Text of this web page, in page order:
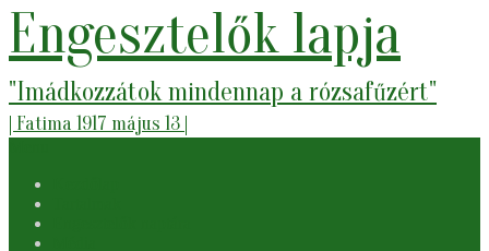
Engesztelők lapja
"Imádkozzátok mindennap a rózsafűzért"
| Fatima 1917 május 13 |
Menu